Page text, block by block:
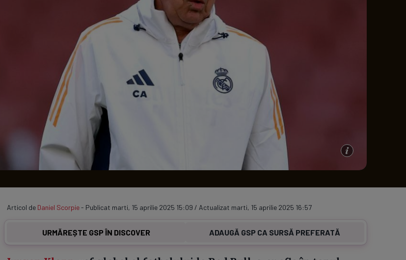
Serie A
Echipe Meciuri Clasament
Program TV
Articol de Daniel Scorpie- Publicat marti, 15 aprilie 2025 15:09 / Actualizat marti, 15 aprilie 2025 16:57
URMĂREȘTE GSP ÎN DISCOVER ADAUGĂ GSP CA SURSĂ PREFERATĂ